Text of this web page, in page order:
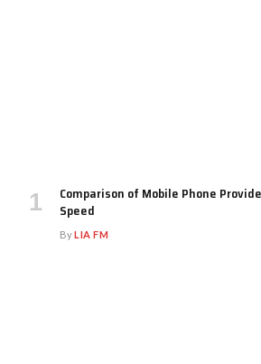
Comparison of Mobile Phone
Speed
ByLIA FM